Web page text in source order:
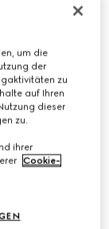
Street und der
um die
der
zu
auf Ihren
dieser
zu.
ihrer
Cookie-